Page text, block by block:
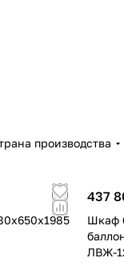
производства
437
Шкаф
ЛВЖ-